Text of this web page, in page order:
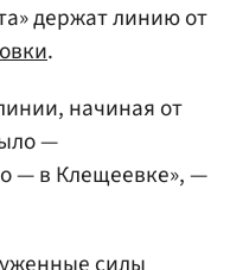
держат линию от
.
начиная от
—
— в Клещеевке», —